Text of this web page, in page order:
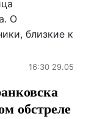
О
близкие к
16:30 29.05
обстреле